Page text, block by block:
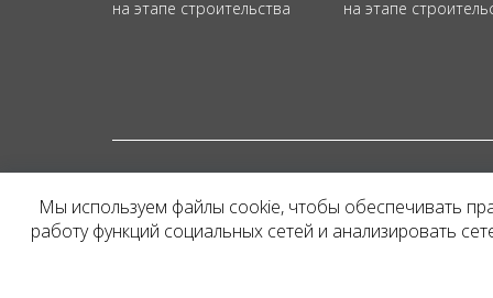
на этапе строительства
на этапе
Представленная на
и не является
Мы используем файлы cookie, чтобы обеспечивать
работу функций социальных сетей и анализировать